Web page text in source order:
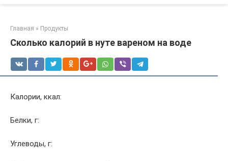
Главная » Продукты
Сколько калорий в нуте вареном на воде
Калории, ккал:
Белки, г:
Углеводы, г: